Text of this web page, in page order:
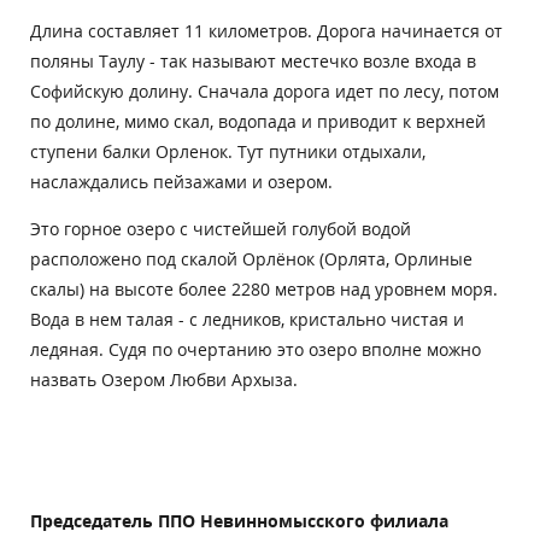
Длина составляет 11 километров. Дорога начинается от
поляны Таулу - так называют местечко возле входа в
Софийскую долину. Сначала дорога идет по лесу, потом
по долине, мимо скал, водопада и приводит к верхней
ступени балки Орленок. Тут путники отдыхали,
наслаждались пейзажами и озером.
Это горное озеро с чистейшей голубой водой
расположено под скалой Орлёнок (Орлята, Орлиные
скалы) на высоте более 2280 метров над уровнем моря.
Вода в нем талая - с ледников, кристально чистая и
ледяная. Судя по очертанию это озеро вполне можно
назвать Озером Любви Архыза.
Председатель ППО Невинномысского филиала